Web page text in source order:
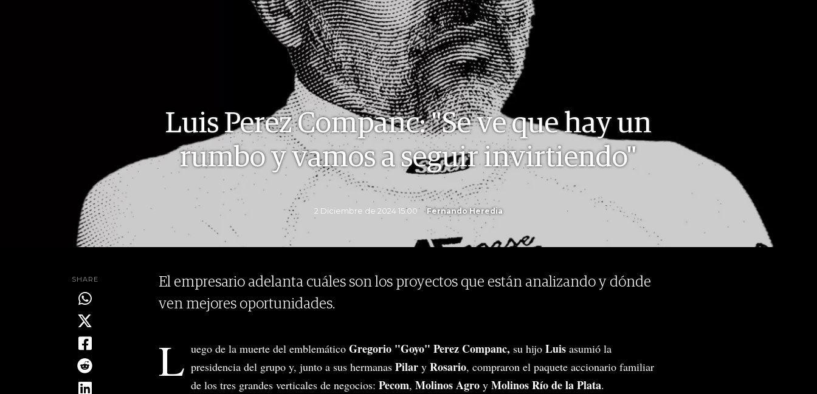
Luis Perez Companc: "Se ve que hay un
rumbo y vamos a seguir invirtiendo"
2 Diciembre de 2024 15.00 Fernando Heredia
SHARE
El empresario adelanta cuáles son los proyectos que están analizando y dónde
ven mejores oportunidades.
L uego de la muerte del emblemático Gregorio "Goyo" Perez Companc, su hijo Luis asumió la
presidencia del grupo y, junto a sus hermanas Pilar y Rosario, compraron el paquete accionario familiar
de los tres grandes verticales de negocios: Pecom, Molinos Agro y Molinos Río de la Plata.